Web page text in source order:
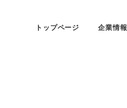
トップページ 企業情報